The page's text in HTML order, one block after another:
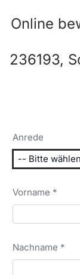
Online
236193,
Anrede
Vorname *
Nachname *